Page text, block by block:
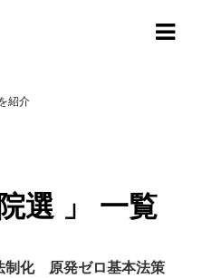
紹介
選 」 一覧
制化 原発ゼロ基本法策